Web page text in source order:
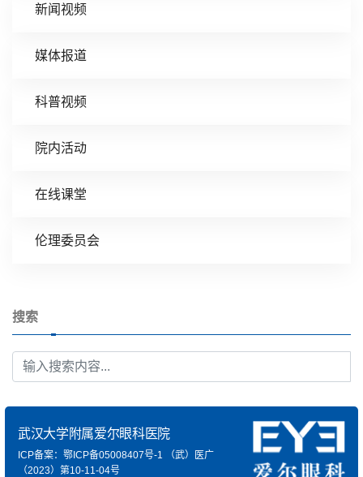
新闻视频
媒体报道
科普视频
院内活动
在线课堂
伦理委员会
搜索
武汉大学附属爱尔眼科医院
ICP备案：鄂ICP备05008407号-1 （武）医广
（2023）第10-11-04号